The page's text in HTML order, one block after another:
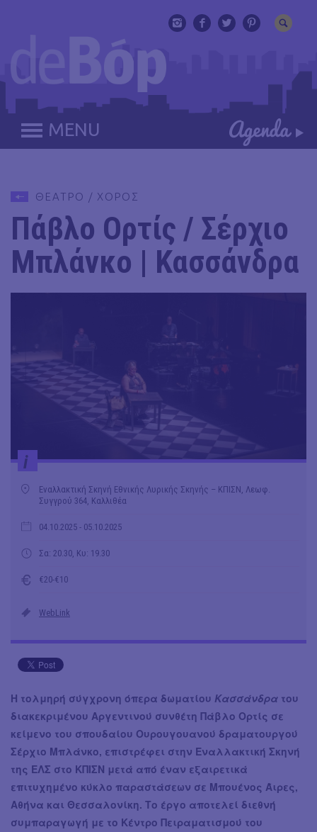
MENU
ΘΕΑΤΡΟ / ΧΟΡΟΣ
Πάβλο Ορτίς / Σέρχιο
Μπλάνκο | Κασσάνδρα
i
Εναλλακτική Σκηνή Εθνικής Λυρικής Σκηνής – ΚΠΙΣΝ, Λεωφ.
Συγγρού 364, Καλλιθέα
04.10.2025 - 05.10.2025
Σα: 20.30, Κυ: 19.30
€20-€10
WebLink
Η τολμηρή σύγχρονη όπερα δωματίου Κασσάνδρα του
διακεκριμένου Αργεντινού συνθέτη Πάβλο Ορτίς σε
κείμενο του σπουδαίου Ουρουγουανού δραματουργού
Σέρχιο Μπλάνκο, επιστρέφει στην Εναλλακτική Σκηνή
της ΕΛΣ στο ΚΠΙΣΝ μετά από έναν εξαιρετικά
επιτυχημένο κύκλο παραστάσεων σε Μπουένος Άιρες,
Αθήνα και Θεσσαλονίκη. Το έργο αποτελεί διεθνή
συμπαραγωγή με το Κέντρο Πειραματισμού του